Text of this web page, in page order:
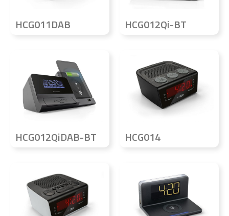
HCG011DAB HCG012Qi-BT
HCG012QiDAB-BT HCG014